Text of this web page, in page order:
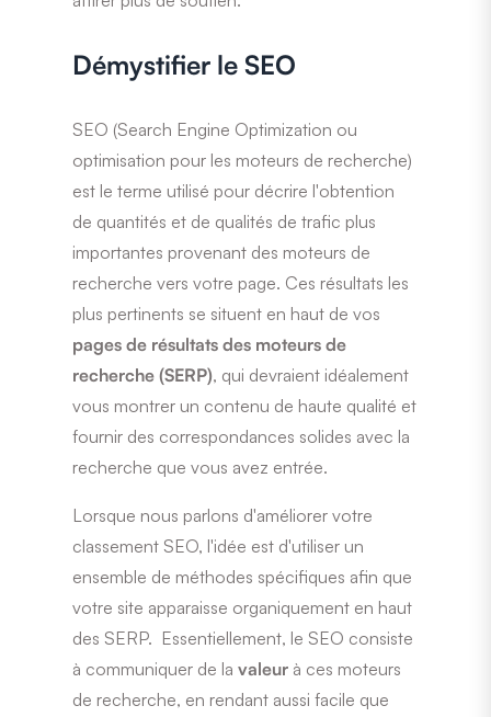
Démystifier le SEO
SEO (Search Engine Optimization ou
optimisation pour les moteurs de recherche)
est le terme utilisé pour décrire l'obtention
de quantités et de qualités de trafic plus
importantes provenant des moteurs de
recherche vers votre page. Ces résultats les
plus pertinents se situent en haut de vos
pages de résultats des moteurs de
recherche (SERP), qui devraient idéalement
vous montrer un contenu de haute qualité et
fournir des correspondances solides avec la
recherche que vous avez entrée.
Lorsque nous parlons d'améliorer votre
classement SEO, l'idée est d'utiliser un
ensemble de méthodes spécifiques afin que
votre site apparaisse organiquement en haut
des SERP. Essentiellement, le SEO consiste
à communiquer de lavaleur à ces moteurs
de recherche, en rendant aussi facile que